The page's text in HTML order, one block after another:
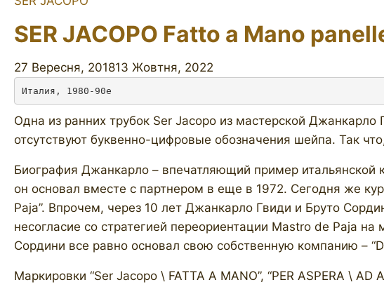
SER JACOPO Fatto a Mano
27 Вересня, 201813 Жовтня, 2022
Италия, 1980-90е
Одна из ранних трубок Ser Jacopo из мастерской
отсутствуют буквенно-цифровые обозначения шейпа. Так
Биография Джанкарло – впечатляющий пример итальянской
он основал вместе с партнером в еще в 1972. Сегодня же
Paja”. Впрочем, через 10 лет Джанкарло Гвиди и Бруто
несогласие со стратегией переориентации Mastro de Paja
Сордини все равно основал свою собственную компанию –
Маркировки “Ser Jacopo \ FATTA A MANO”, “PER ASPERA \